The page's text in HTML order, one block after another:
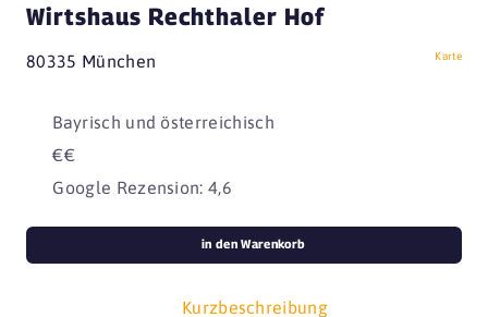
Wirtshaus Rechthaler Hof
80335 München Karte
Bayrisch und österreichisch
€€
Google Rezension: 4,6
Kurzbeschreibung
in den Warenkorb